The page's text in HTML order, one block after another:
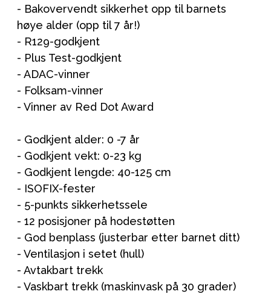
- Bakovervendt sikkerhet opp til barnets
høye alder (opp til 7 år!)
- R129-godkjent
- Plus Test-godkjent
- ADAC-vinner
- Folksam-vinner
- Vinner av Red Dot Award
- Godkjent alder: 0 -7 år
- Godkjent vekt: 0-23 kg
- Godkjent lengde: 40-125 cm
- ISOFIX-fester
- 5-punkts sikkerhetssele
- 12 posisjoner på hodestøtten
- God benplass (justerbar etter barnet ditt)
- Ventilasjon i setet (hull)
- Avtakbart trekk
- Vaskbart trekk (maskinvask på 30 grader)